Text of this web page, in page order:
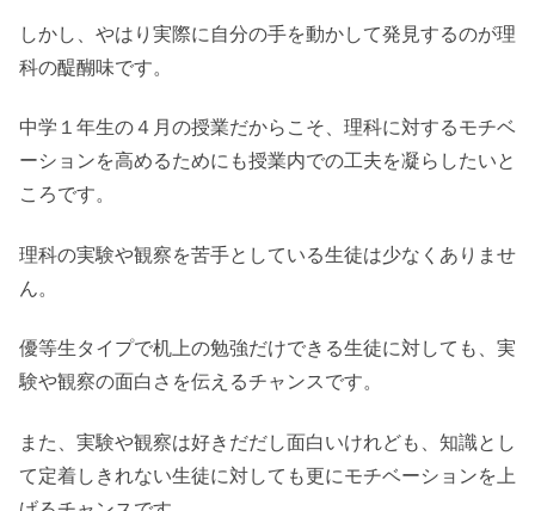
しかし、やはり実際に自分の手を動かして発見するのが理
科の醍醐味です。
中学１年生の４月の授業だからこそ、理科に対するモチベ
ーションを高めるためにも授業内での工夫を凝らしたいと
ころです。
理科の実験や観察を苦手としている生徒は少なくありませ
ん。
優等生タイプで机上の勉強だけできる生徒に対しても、実
験や観察の面白さを伝えるチャンスです。
また、実験や観察は好きだだし面白いけれども、知識とし
て定着しきれない生徒に対しても更にモチベーションを上